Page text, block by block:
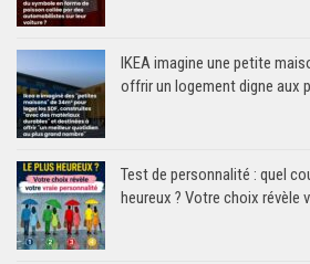
IKEA imagine une petite
offrir un logement digne aux
Test de personnalité : quel
heureux ? Votre choix révèle